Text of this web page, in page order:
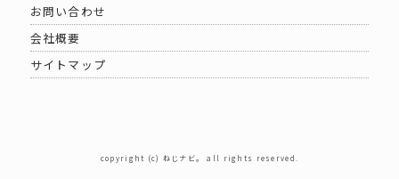
お問い合わせ
会社概要
サイトマップ
copyright (c) ねじナビ。 all rights reserved.